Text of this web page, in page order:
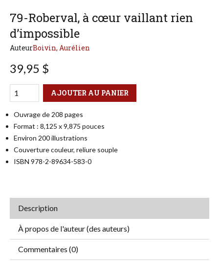
79-Roberval, à cœur vaillant rien
d’impossible
AuteurBoivin, Aurélien
39,95 $
Qté
Format AJOUTER AU PANIER
Ouvrage de 208 pages
Format : 8,125 x 9,875 pouces
Environ 200 illustrations
Couverture couleur, reliure souple
ISBN 978-2-89634-583-0
Description
À propos de l'auteur (des auteurs)
Commentaires (0)